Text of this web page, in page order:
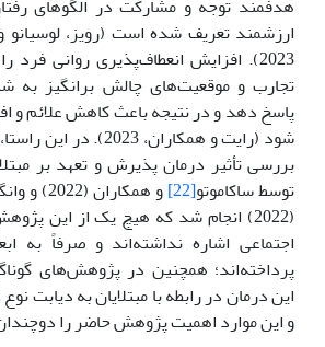
ارزشمند تعریف شده است (رویز، لوسیانو
2023). افزایش انعطاف‌پذیری روانی فرد
تجارب و موقعیت‌های چالش برانگیز به
پاسخ دهد و در نتیجه باعث کاهش علائم و
شود (رایت و همکاران،
توسط ساکاموتو[22] و همکاران (2022) و وانگ، چنگ، گو و زو
(2022) انجام شد که هیچ‌ یک از این
اجتماعی اشاره نداشته‌اند و صرفاً به
پرداخته‌اند؛ همچنین در پژوهش‌های
و این موارد اهمیت پژوهش حاضر را